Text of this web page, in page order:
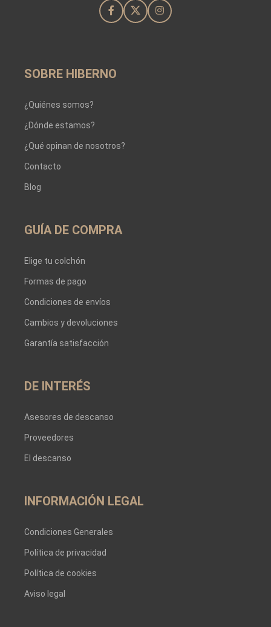
SOBRE HIBERNO
¿Quiénes somos?
¿Dónde estamos?
¿Qué opinan de nosotros?
Contacto
Blog
GUÍA DE COMPRA
Elige tu colchón
Formas de pago
Condiciones de envíos
Cambios y devoluciones
Garantía satisfacción
DE INTERÉS
Asesores de descanso
Proveedores
El descanso
INFORMACIÓN LEGAL
Condiciones Generales
Política de privacidad
Política de cookies
Aviso legal